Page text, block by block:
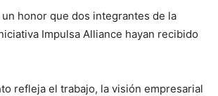
un honor que dos integrantes de la
Impulsa Alliance hayan recibido
refleja el trabajo, la visión empresarial